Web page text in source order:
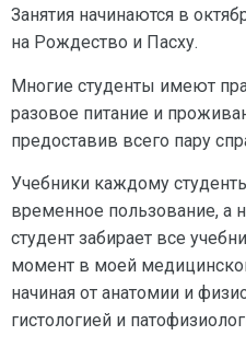
Занятия начинаются в
на Рождество и Пасху.
Многие студенты имеют
разовое питание и
предоставив всего пару
Учебники каждому
временное пользование, а
студент забирает все
момент в моей
начиная от анатомии и
гистологией и